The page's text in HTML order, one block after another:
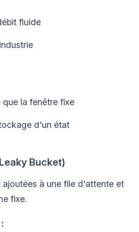
fluide
que la fenêtre fixe
d'un état
Bucket)
ajoutées à une file d'attente et
fixe.